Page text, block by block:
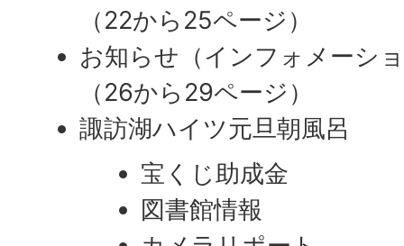
（22から25ページ）
お知らせ（インフォメーシ
​​​​​​​（26から29ページ）
諏訪湖ハイツ元旦朝風呂
宝くじ助成金
図書館情報